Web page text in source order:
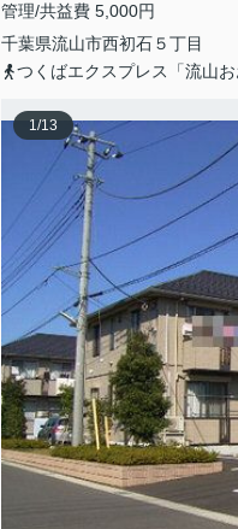
管理/共益費 5,000円
千葉県流山市西初石５丁目
つくばエクスプレス「流山
1/13